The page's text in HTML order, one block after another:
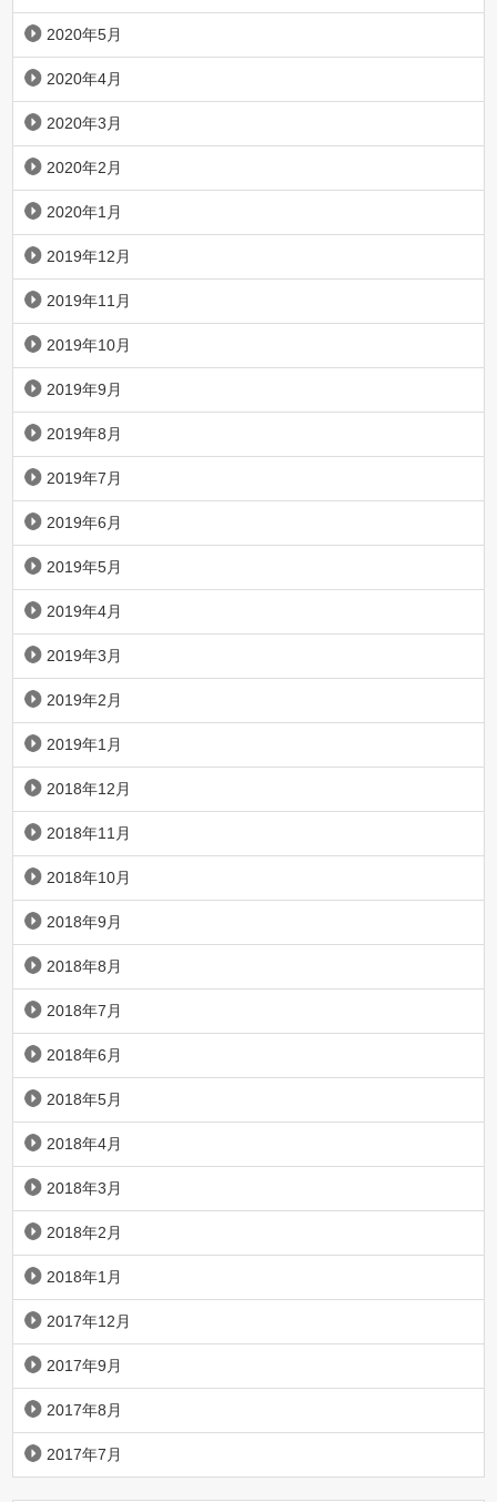
2020年5月
2020年4月
2020年3月
2020年2月
2020年1月
2019年12月
2019年11月
2019年10月
2019年9月
2019年8月
2019年7月
2019年6月
2019年5月
2019年4月
2019年3月
2019年2月
2019年1月
2018年12月
2018年11月
2018年10月
2018年9月
2018年8月
2018年7月
2018年6月
2018年5月
2018年4月
2018年3月
2018年2月
2018年1月
2017年12月
2017年9月
2017年8月
2017年7月